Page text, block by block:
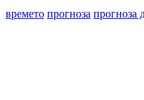
времето прогноза прогноза